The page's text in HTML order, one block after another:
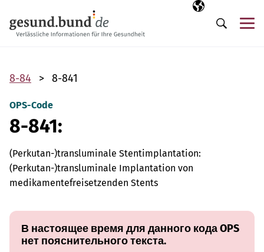
Выбранный
RU
Поиск
8-84 8-841
OPS-Code
8-841:
(Perkutan-)transluminale Stentimplantation:
(Perkutan-)transluminale Implantation von
medikamentefreisetzenden Stents
В настоящее время для данного кода OPS
нет пояснительного текста.